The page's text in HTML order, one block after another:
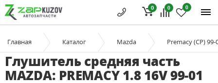
0 0
0
Главная Каталог Mazda Premacy (CP) 99-
Глушитель средняя часть
MAZDA: PREMACY 1.8 16V 99-01